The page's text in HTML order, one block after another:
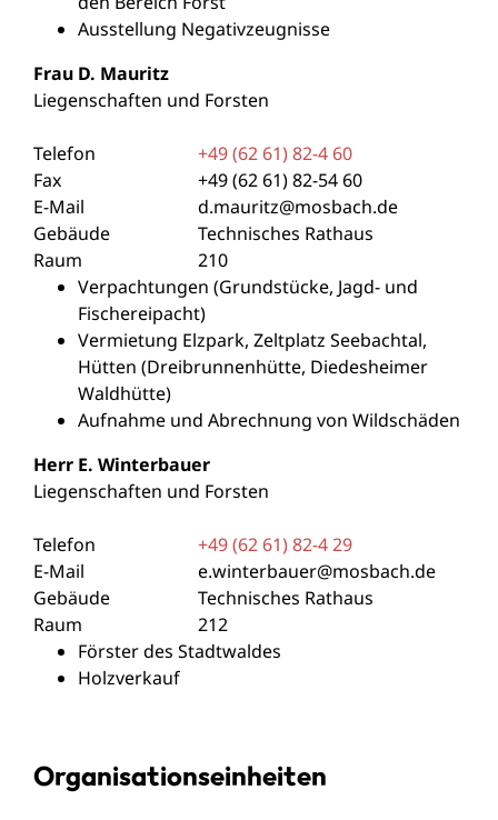
Ausstellung Negativzeugnisse
Frau D. Mauritz
Liegenschaften und Forsten
Telefon +49 (62 61) 82-4 60
Fax
+49 (6261) 82-5460
E-Mail
d.mauritz@mosbach.de
Gebäude
Technisches Rathaus
Raum
210
Verpachtungen (Grundstücke, Jagd- und
Fischereipacht)
Vermietung Elzpark, Zeltplatz Seebachtal,
Hütten (Dreibrunnenhütte, Diedesheimer
Waldhütte)
Aufnahme und Abrechnung von Wildschäden
Herr E. Winterbauer
Liegenschaften und Forsten
Telefon +49 (62 61) 82-429
E-Mail
e.winterbauer@mosbach.de
Gebäude
Technisches Rathaus
Raum
212
Förster des Stadtwaldes
Holzverkauf
Organisationseinheiten